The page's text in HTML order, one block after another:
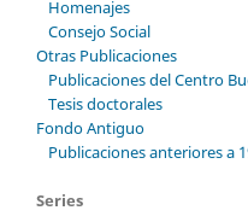
Homenajes
Consejo Social
Otras Publicaciones
Publicaciones del Centro
Tesis doctorales
Fondo Antiguo
Publicaciones anteriores a
Series